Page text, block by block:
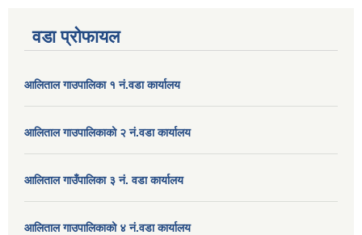
वडा प्रोफायल
आलिताल गाउपालिका १ नं.वडा कार्यालय
आलिताल गाउपालिकाको २ नं.वडा कार्यालय
आलिताल गाउँपालिका ३ नं. वडा कार्यालय
आलिताल गाउपालिकाको ४ नं.वडा कार्यालय